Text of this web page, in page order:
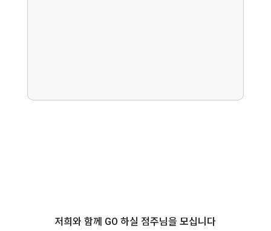
저희와 함께 GO 하실 점주님을 모십니다